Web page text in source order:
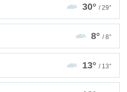
30° / 29°
8° / 8°
13° / 13°